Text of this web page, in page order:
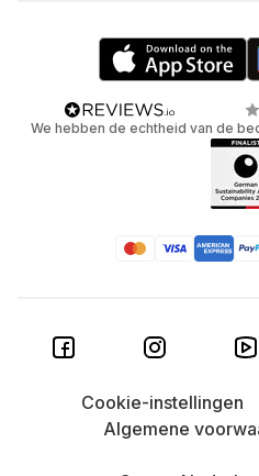
We hebben de echtheid van de
Cookie-instellingen
Algemene